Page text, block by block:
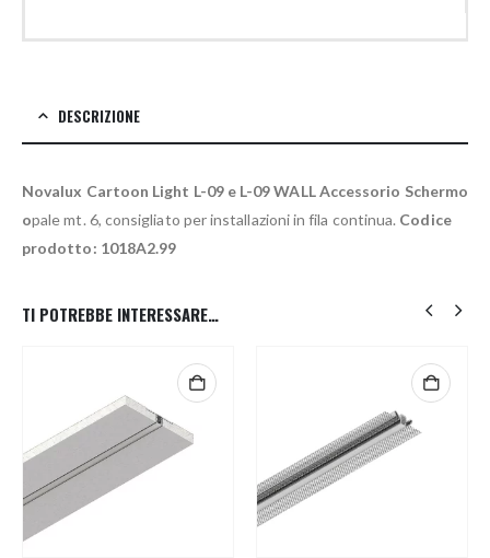
DESCRIZIONE
Novalux Cartoon Light L-09 e L-09 WALL Accessorio Schermo
opale mt. 6, consigliato per installazioni in fila continua. Codice
prodotto: 1018A2.99
TI POTREBBE INTERESSARE…